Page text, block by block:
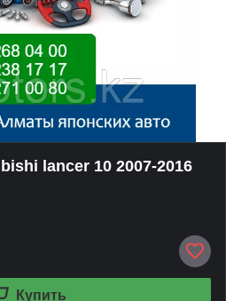
lancer 10 2007-2016
Купить